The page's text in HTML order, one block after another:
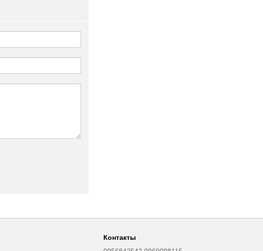
Контакты